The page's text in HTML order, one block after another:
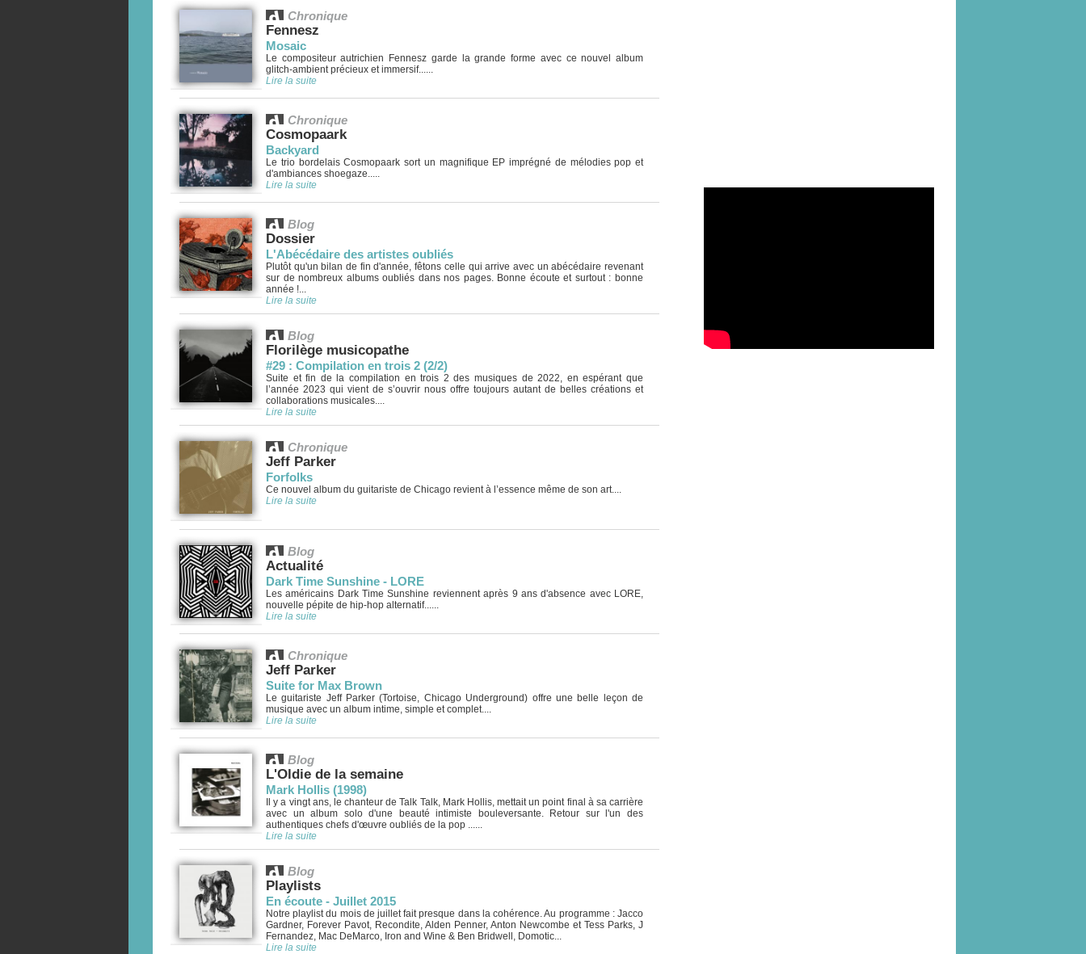
Chronique
Fennesz
Mosaic
Le compositeur autrichien Fennesz garde la grande forme avec ce nouvel album
glitch-ambient précieux et immersif......
Lire la suite
Chronique
Cosmopaark
Backyard
Le trio bordelais Cosmopaark sort un magnifique EP imprégné de mélodies pop et
d'ambiances shoegaze.....
Lire la suite
Blog
Dossier
L'Abécédaire des artistes oubliés
Plutôt qu'un bilan de fin d'année, fêtons celle qui arrive avec un abécédaire revenant
sur de nombreux albums oubliés dans nos pages. Bonne écoute et surtout : bonne
année !...
Lire la suite
Blog
Florilège musicopathe
#29 : Compilation en trois 2 (2/2)
Suite et fin de la compilation en trois 2 des musiques de 2022, en espérant que
l’année 2023 qui vient de s’ouvrir nous offre toujours autant de belles créations et
collaborations musicales....
Lire la suite
Chronique
Jeff Parker
Forfolks
Ce nouvel album du guitariste de Chicago revient à l’essence même de son art....
Lire la suite
Blog
Actualité
Dark Time Sunshine - LORE
Les américains Dark Time Sunshine reviennent après 9 ans d'absence avec LORE,
nouvelle pépite de hip-hop alternatif......
Lire la suite
Chronique
Jeff Parker
Suite for Max Brown
Le guitariste Jeff Parker (Tortoise, Chicago Underground) offre une belle leçon de
musique avec un album intime, simple et complet....
Lire la suite
Blog
L'Oldie de la semaine
Mark Hollis (1998)
Il y a vingt ans, le chanteur de Talk Talk, Mark Hollis, mettait un point final à sa carrière
avec un album solo d'une beauté intimiste bouleversante. Retour sur l'un des
authentiques chefs d'œuvre oubliés de la pop ......
Lire la suite
Blog
Playlists
En écoute - Juillet 2015
Notre playlist du mois de juillet fait presque dans la cohérence. Au programme : Jacco
Gardner, Forever Pavot, Recondite, Alden Penner, Anton Newcombe et Tess Parks, J
Fernandez, Mac DeMarco, Iron and Wine & Ben Bridwell, Domotic...
Lire la suite